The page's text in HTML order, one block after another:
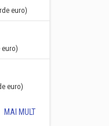
euro)
euro)
euro)
MAI MULT